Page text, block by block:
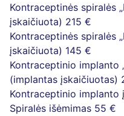
Kontraceptinės spiralės
įskaičiuota) 215 €
Kontraceptinės spiralės
įskaičiuota) 145 €
Kontraceptinio implanto
(implantas įskaičiuotas)
Kontraceptinio implanto
Spiralės išėmimas 55 €